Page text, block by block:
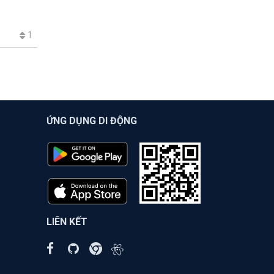
1
ỨNG DỤNG DI ĐỘNG
LIÊN KẾT